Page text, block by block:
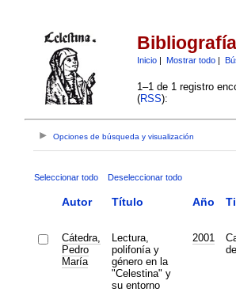
Inicio| Mostrar todo|
1–1 de 1 registro
(RSS):
Opciones de búsqueda y visualización
Seleccionar todo Deseleccionar todo
Autor Título Año
Cátedra,
Pedro
María
Lectura,
polifonía y
género en la
"Celestina" y
su entorno
2001